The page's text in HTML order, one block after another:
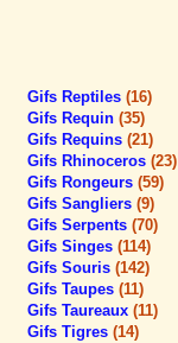
Gifs Reptiles (16)
Gifs Requin (35)
Gifs Requins (21)
Gifs Rhinoceros (23)
Gifs Rongeurs (59)
Gifs Sangliers (9)
Gifs Serpents (70)
Gifs Singes (114)
Gifs Souris (142)
Gifs Taupes (11)
Gifs Taureaux (11)
Gifs Tigres (14)